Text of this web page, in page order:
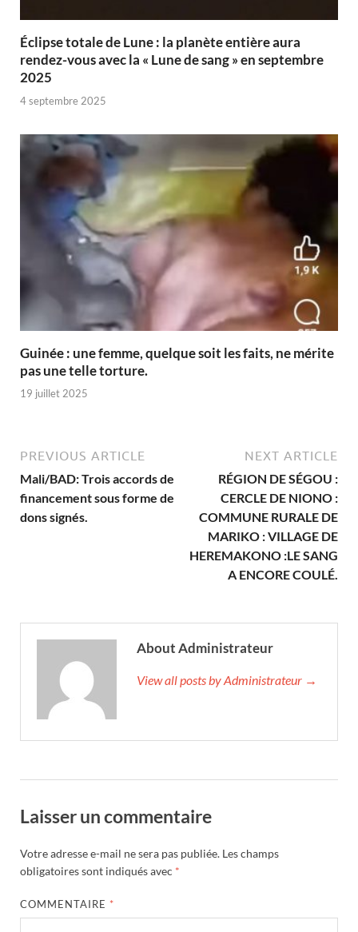
Éclipse totale de Lune : la planète entière aura
rendez-vous avec la « Lune de sang » en septembre
2025
4 septembre 2025
Guinée : une femme, quelque soit les faits, ne mérite
pas une telle torture.
19 juillet 2025
PREVIOUS ARTICLE
Mali/BAD: Trois accords de
financement sous forme de
dons signés.
NEXT ARTICLE
RÉGION DE SÉGOU :
CERCLE DE NIONO :
COMMUNE RURALE DE
MARIKO : VILLAGE DE
HEREMAKONO :LE SANG
A ENCORE COULÉ.
About Administrateur
View all posts by Administrateur →
Laisser un commentaire
Votre adresse e-mail ne sera pas publiée. Les champs
obligatoires sont indiqués avec *
COMMENTAIRE *